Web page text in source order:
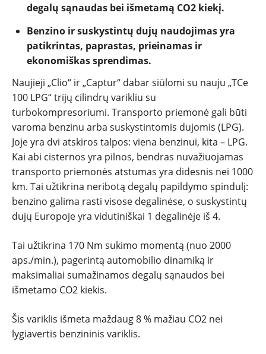
NAUDOTI
REPORTAŽAI
SPORTAS
PATARIMAI
ĮVAIRENYBĖS
degalų sąnaudas bei išmetamą CO2 kiekį.
Benzino ir suskystintų dujų naudojimas yra
patikrintas, paprastas, prieinamas ir
ekonomiškas sprendimas.
Naujieji „Clio“ ir „Captur“ dabar siūlomi su nauju „TCe
100 LPG“ trijų cilindrų varikliu su
turbokompresoriumi. Transporto priemonė gali būti
varoma benzinu arba suskystintomis dujomis (LPG).
Joje yra dvi atskiros talpos: viena benzinui, kita – LPG.
Kai abi cisternos yra pilnos, bendras nuvažiuojamas
transporto priemonės atstumas yra didesnis nei 1000
km. Tai užtikrina neribotą degalų papildymo spindulį:
benzino galima rasti visose degalinėse, o suskystintų
dujų Europoje yra vidutiniškai 1 degalinėje iš 4.
Tai užtikrina 170 Nm sukimo momentą (nuo 2000
aps./min.), pagerintą automobilio dinamiką ir
maksimaliai sumažinamos degalų sąnaudos bei
išmetamo CO2 kiekis.
Šis variklis išmeta maždaug 8 % mažiau CO2 nei
lygiavertis benzininis variklis.